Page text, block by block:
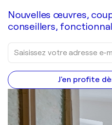
Nouvelles œuvres,
conseillers,
J'en profite